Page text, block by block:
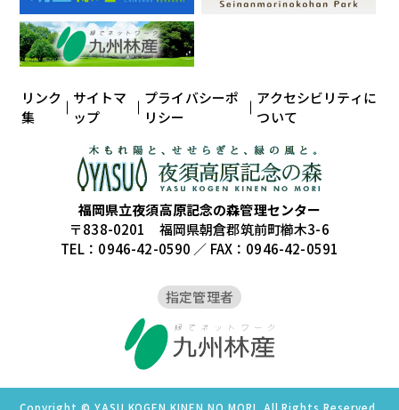
リンク
集
サイトマ
ップ
プライバシーポ
リシー
アクセシビリティに
ついて
福岡県立夜須高原記念の森管理センター
〒838-0201 福岡県朝倉郡筑前町櫛木3-6
TEL：0946-42-0590 ／ FAX：0946-42-0591
指定管理者